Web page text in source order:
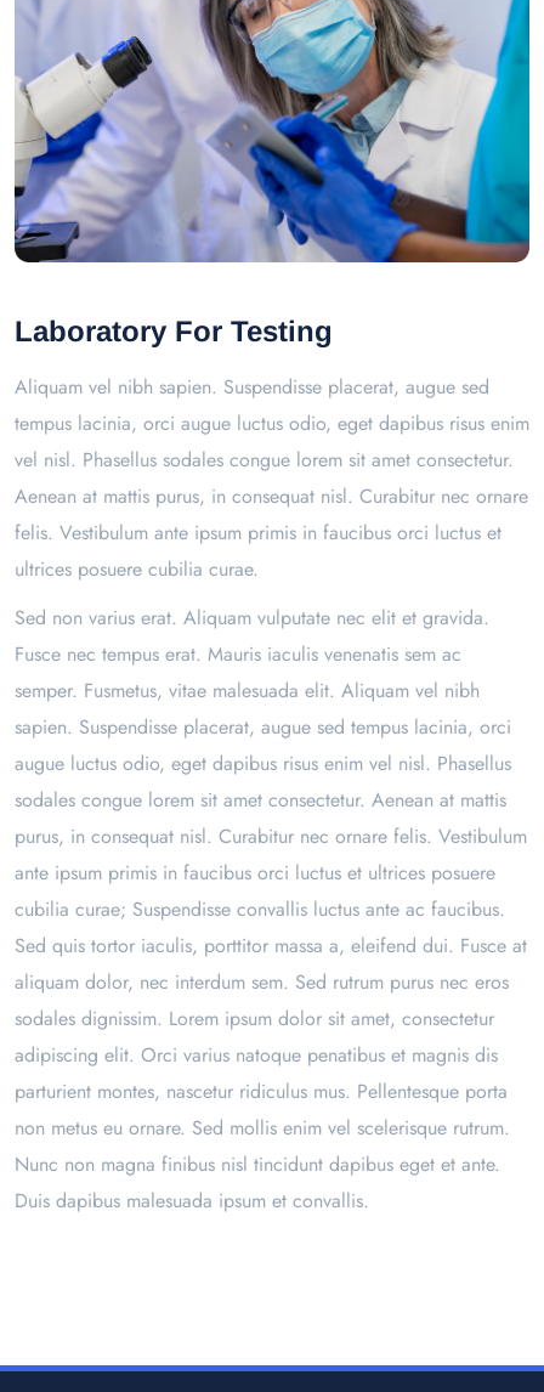
Laboratory For Testing
Aliquam vel nibh sapien. Suspendisse placerat, augue sed
tempus lacinia, orci augue luctus odio, eget dapibus risus enim
vel nisl. Phasellus sodales congue lorem sit amet consectetur.
Aenean at mattis purus, in consequat nisl. Curabitur nec ornare
felis. Vestibulum ante ipsum primis in faucibus orci luctus et
ultrices posuere cubilia curae.
Sed non varius erat. Aliquam vulputate nec elit et gravida.
Fusce nec tempus erat. Mauris iaculis venenatis sem ac
semper. Fusmetus, vitae malesuada elit. Aliquam vel nibh
sapien. Suspendisse placerat, augue sed tempus lacinia, orci
augue luctus odio, eget dapibus risus enim vel nisl. Phasellus
sodales congue lorem sit amet consectetur. Aenean at mattis
purus, in consequat nisl. Curabitur nec ornare felis. Vestibulum
ante ipsum primis in faucibus orci luctus et ultrices posuere
cubilia curae; Suspendisse convallis luctus ante ac faucibus.
Sed quis tortor iaculis, porttitor massa a, eleifend dui. Fusce at
aliquam dolor, nec interdum sem. Sed rutrum purus nec eros
sodales dignissim. Lorem ipsum dolor sit amet, consectetur
adipiscing elit. Orci varius natoque penatibus et magnis dis
parturient montes, nascetur ridiculus mus. Pellentesque porta
non metus eu ornare. Sed mollis enim vel scelerisque rutrum.
Nunc non magna finibus nisl tincidunt dapibus eget et ante.
Duis dapibus malesuada ipsum et convallis.